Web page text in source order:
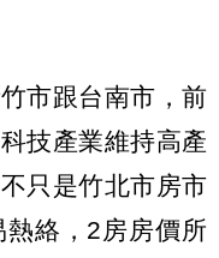
市跟台南市，前
技產業維持高產
只是竹北市房市
絡，2房房價所